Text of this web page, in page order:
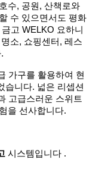
수, 공원, 산책로와
수 있으면서도 평화
고 WELKO 요하니
소, 쇼핑센터, 레스
가구를 활용하여 현
습니다. 넓은 리셉션
고급스러운 스위트
을 선사합니다.
시스템입니다 .